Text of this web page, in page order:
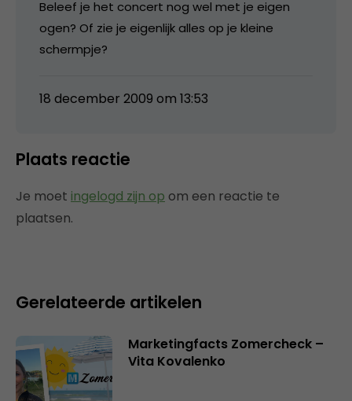
Beleef je het concert nog wel met je eigen
ogen? Of zie je eigenlijk alles op je kleine
schermpje?
18 december 2009 om 13:53
Plaats reactie
Je moet ingelogd zijn op om een reactie te
plaatsen.
Gerelateerde artikelen
Marketingfacts Zomercheck –
Vita Kovalenko